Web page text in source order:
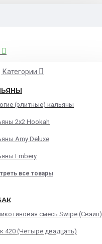
Категории
(элитные) кальяны
2х2 Hookah
Amy Deluxe
Embery
все товары
смесь Swipe (Свайп)
420 (Четыре двадцать)